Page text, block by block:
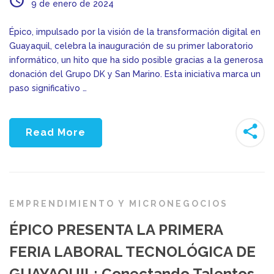
9 de enero de 2024
Épico, impulsado por la visión de la transformación digital en
Guayaquil, celebra la inauguración de su primer laboratorio
informático, un hito que ha sido posible gracias a la generosa
donación del Grupo DK y San Marino. Esta iniciativa marca un
paso significativo …
Read More
EMPRENDIMIENTO Y MICRONEGOCIOS
ÉPICO PRESENTA LA PRIMERA
FERIA LABORAL TECNOLÓGICA DE